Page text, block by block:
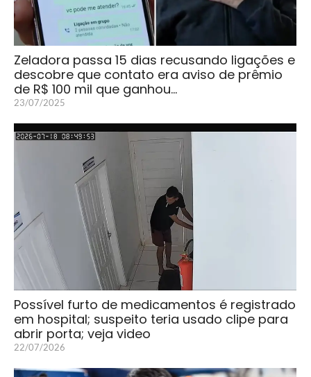
Zeladora passa 15 dias recusando ligações e
descobre que contato era aviso de prêmio
de R$ 100 mil que ganhou…
23/07/2025
Possível furto de medicamentos é registrado
em hospital; suspeito teria usado clipe para
abrir porta; veja video
22/07/2026